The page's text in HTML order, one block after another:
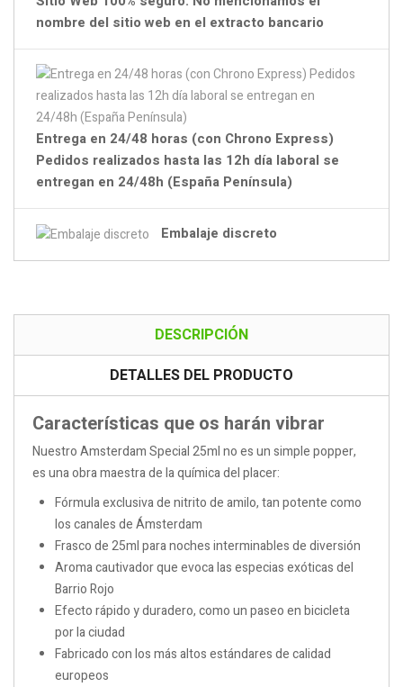
nombre del sitio web en el extracto bancario
Entrega en 24/48 horas (con Chrono Express)
Pedidos realizados hasta las 12h día laboral se
entregan en 24/48h (España Península)
Embalaje discreto
DESCRIPCIÓN
DETALLES DEL PRODUCTO
Características que os harán vibrar
Nuestro Amsterdam Special 25ml no es un simple popper,
es una obra maestra de la química del placer:
Fórmula exclusiva de nitrito de amilo, tan potente como
los canales de Ámsterdam
Frasco de 25ml para noches interminables de diversión
Aroma cautivador que evoca las especias exóticas del
Barrio Rojo
Efecto rápido y duradero, como un paseo en bicicleta
por la ciudad
Fabricado con los más altos estándares de calidad
europeos